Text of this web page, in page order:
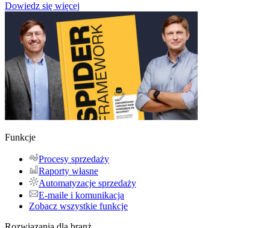
Dowiedz się więcej
Funkcje
Procesy sprzedaży
Raporty własne
Automatyzacje sprzedaży
E-maile i komunikacja
Zobacz wszystkie funkcje